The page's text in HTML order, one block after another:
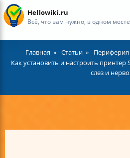
Hellowiki.ru
Всё, что вам нужно, в одном месте
Главная Статьи
Периферия
Как установить и настроить принтер
слез и